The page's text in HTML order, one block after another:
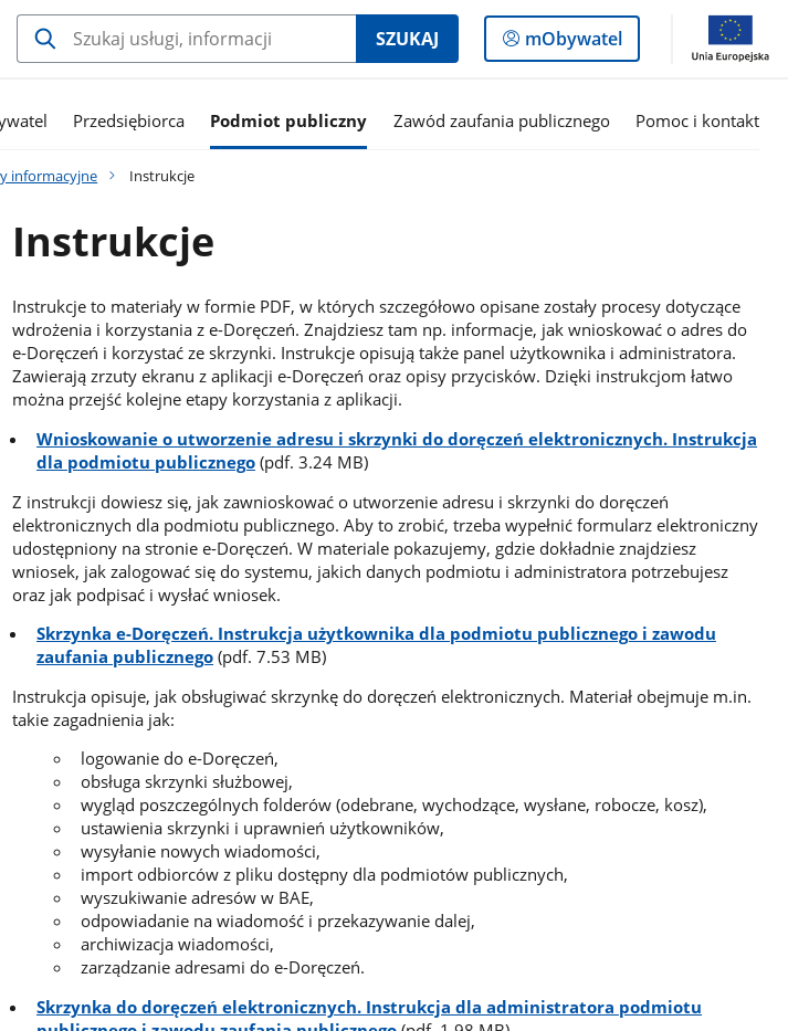
SZUKAJ
Logowanie
do
mObywatel
Przedsiębiorca Podmiot publiczny Zawód zaufania publicznego Pomoc i kontakt
informacyjne Instrukcje
Instrukcje
Instrukcje to materiały w formie PDF, w których szczegółowo opisane zostały procesy dotyczące
wdrożenia i korzystania z e-Doręczeń. Znajdziesz tam np. informacje, jak wnioskować o adres do
e-Doręczeń i korzystać ze skrzynki. Instrukcje opisują także panel użytkownika i administratora.
Zawierają zrzuty ekranu z aplikacji e-Doręczeń oraz opisy przycisków. Dzięki instrukcjom łatwo
można przejść kolejne etapy korzystania z aplikacji.
Wnioskowanie o utworzenie adresu i skrzynki do doręczeń elektronicznych. Instrukcja
dla podmiotu publicznego (pdf. 3.24 MB)
Z instrukcji dowiesz się, jak zawnioskować o utworzenie adresu i skrzynki do doręczeń
elektronicznych dla podmiotu publicznego. Aby to zrobić, trzeba wypełnić formularz elektroniczny
udostępniony na stronie e-Doręczeń. W materiale pokazujemy, gdzie dokładnie znajdziesz
wniosek, jak zalogować się do systemu, jakich danych podmiotu i administratora potrzebujesz
oraz jak podpisać i wysłać wniosek.
Skrzynka e-Doręczeń. Instrukcja użytkownika dla podmiotu publicznego i zawodu
zaufania publicznego (pdf. 7.53 MB)
Instrukcja opisuje, jak obsługiwać skrzynkę do doręczeń elektronicznych. Materiał obejmuje m.in.
takie zagadnienia jak:
logowanie do e-Doręczeń,
obsługa skrzynki służbowej,
wygląd poszczególnych folderów (odebrane, wychodzące, wysłane, robocze, kosz),
ustawienia skrzynki i uprawnień użytkowników,
wysyłanie nowych wiadomości,
import odbiorców z pliku dostępny dla podmiotów publicznych,
wyszukiwanie adresów w BAE,
odpowiadanie na wiadomość i przekazywanie dalej,
archiwizacja wiadomości,
zarządzanie adresami do e-Doręczeń.
Skrzynka do doręczeń elektronicznych. Instrukcja dla administratora podmiotu